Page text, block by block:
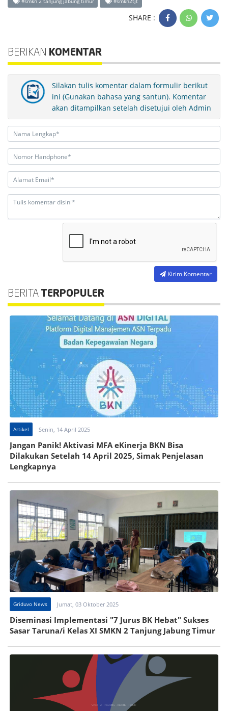
SHARE :
BERIKAN KOMENTAR
Silakan tulis komentar dalam formulir berikut
ini (Gunakan bahasa yang santun). Komentar
akan ditampilkan setelah disetujui oleh Admin
Kirim Komentar
BERITA TERPOPULER
Artikel Senin, 14 April 2025
Jangan Panik! Aktivasi MFA eKinerja BKN Bisa
Dilakukan Setelah 14 April 2025, Simak Penjelasan
Lengkapnya
Griduvo News Jumat, 03 Oktober 2025
Diseminasi Implementasi "7 Jurus BK Hebat" Sukses
Sasar Taruna/i Kelas XI SMKN 2 Tanjung Jabung Timur